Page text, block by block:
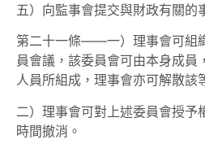
五）向監事會提交與財政有關的
第二十一條——一）理事會可組
員會議，該委員會可由本身成員
人員所組成，理事會亦可解散該
二）理事會可對上述委員會授予
時間撤消。